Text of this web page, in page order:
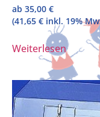
ab 35,00 €
(41,65 € inkl. 19%
Weiterlesen